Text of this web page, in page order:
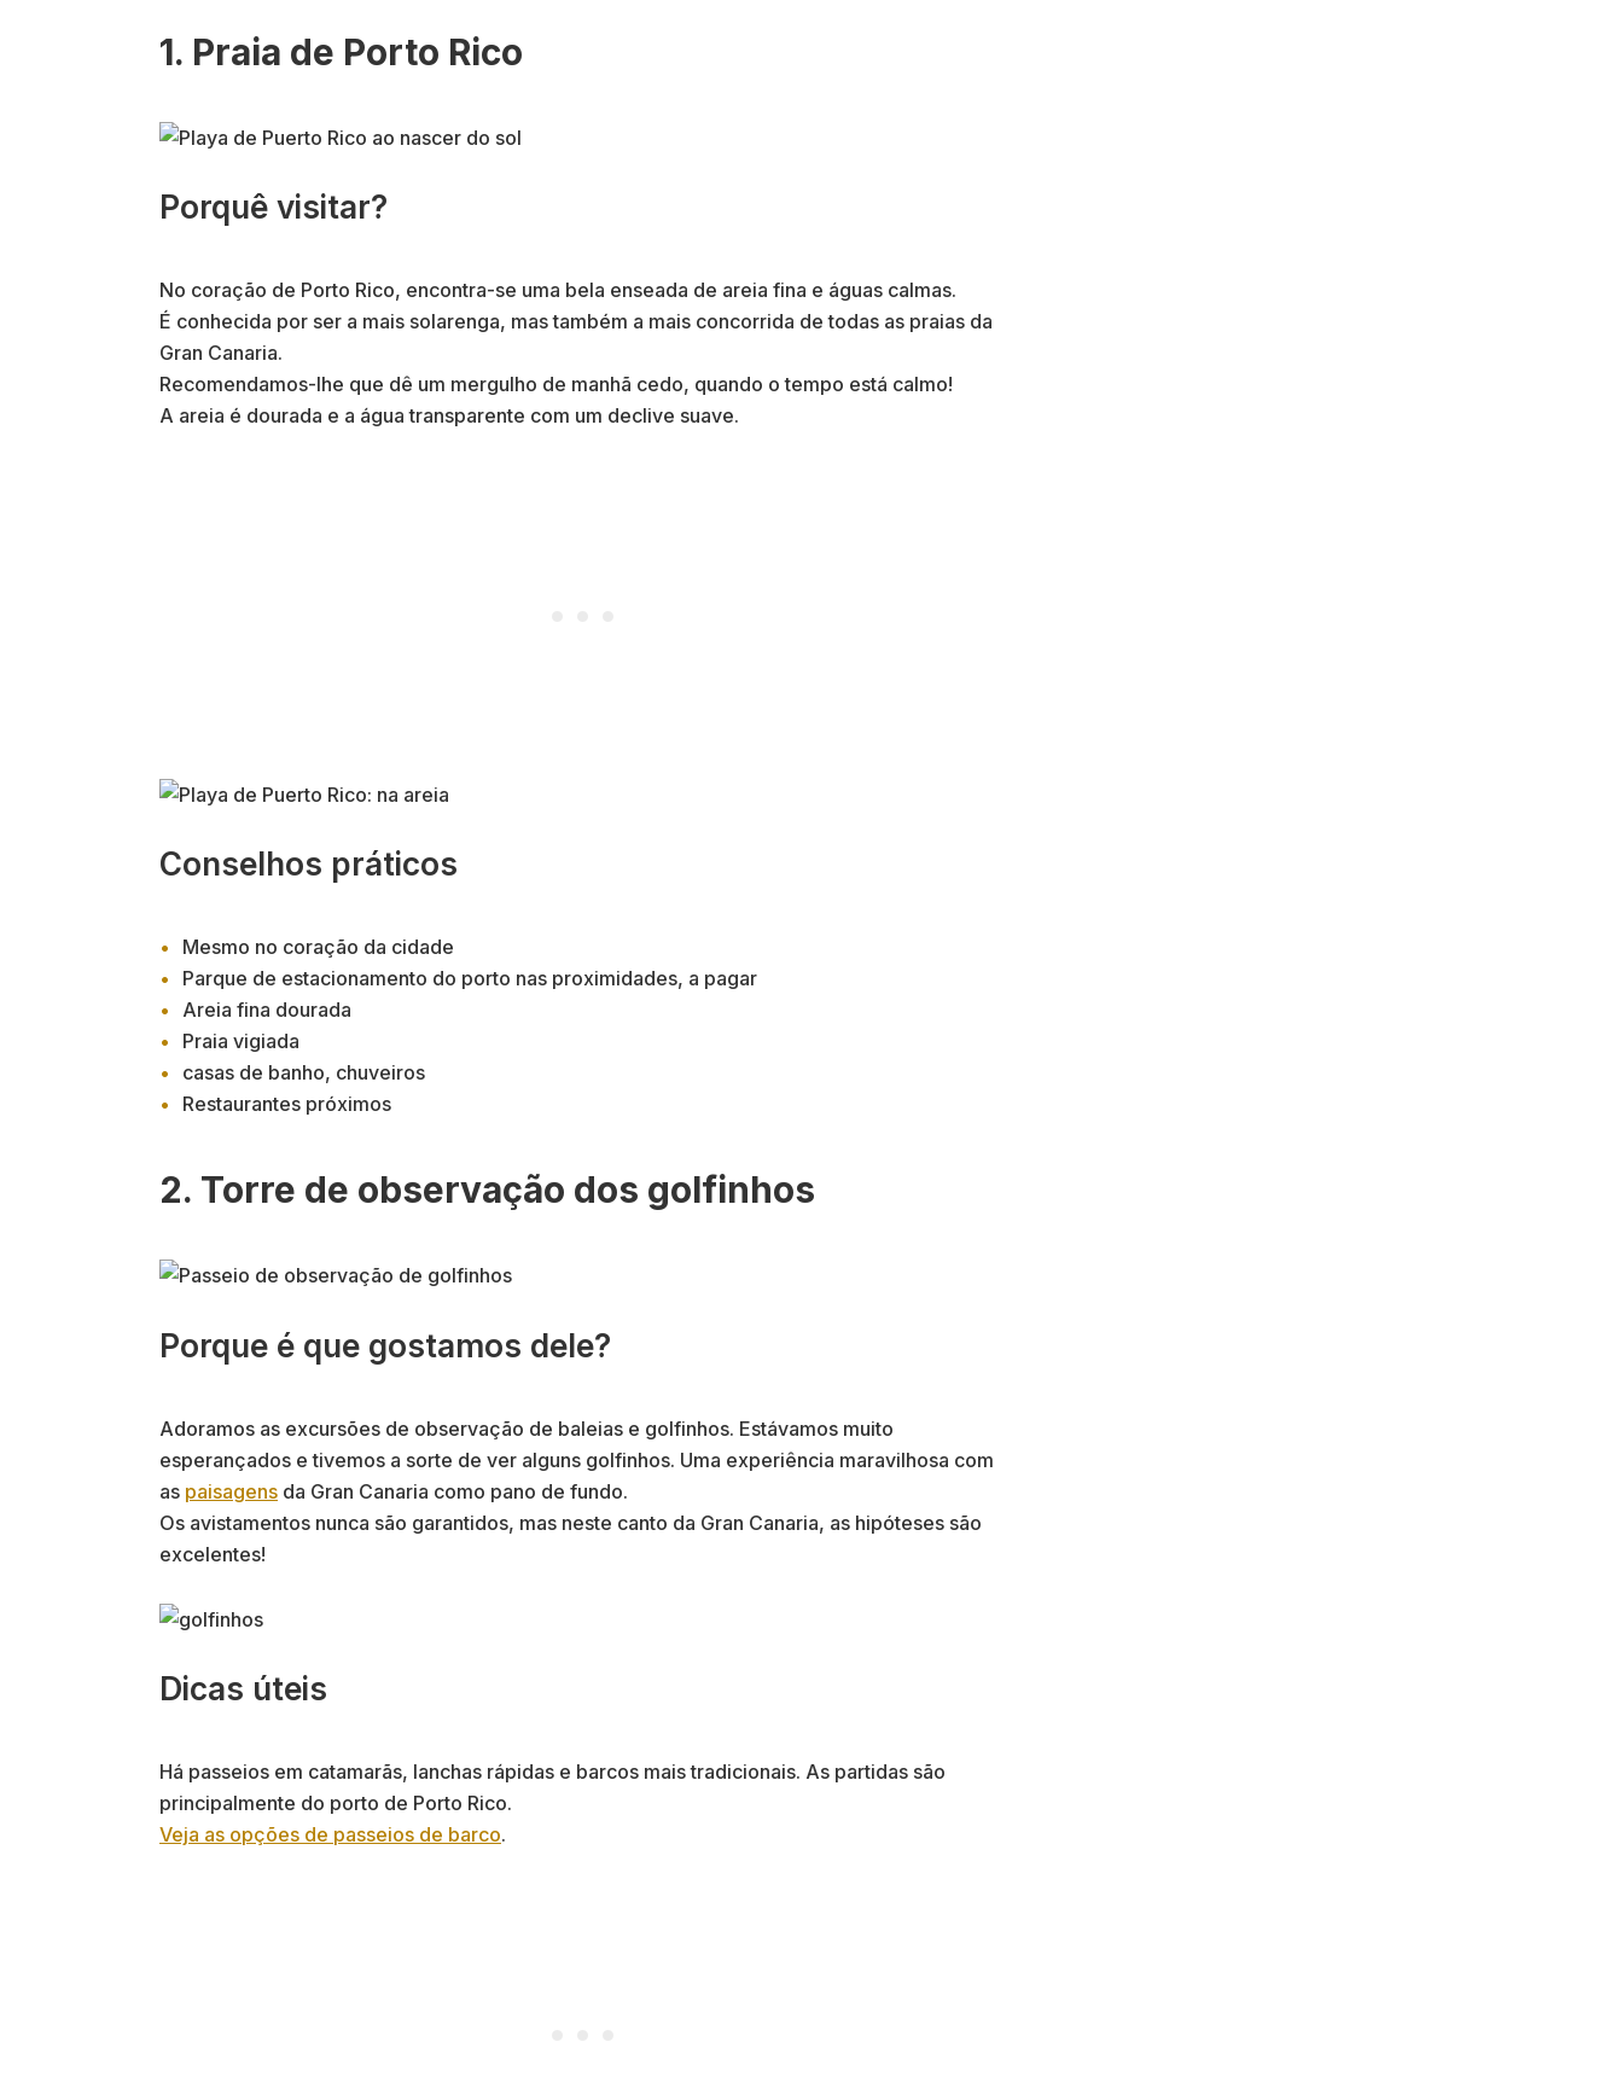
1. Praia de Porto Rico
Porquê visitar?
No coração de Porto Rico, encontra-se uma bela enseada de areia fina e águas calmas.
É conhecida por ser a mais solarenga, mas também a mais concorrida de todas as praias da
Gran Canaria.
Recomendamos-lhe que dê um mergulho de manhã cedo, quando o tempo está calmo!
A areia é dourada e a água transparente com um declive suave.
Conselhos práticos
Mesmo no coração da cidade
Parque de estacionamento do porto nas proximidades, a pagar
Areia fina dourada
Praia vigiada
casas de banho, chuveiros
Restaurantes próximos
2. Torre de observação dos golfinhos
Porque é que gostamos dele?
Adoramos as excursões de observação de baleias e golfinhos. Estávamos muito
esperançados e tivemos a sorte de ver alguns golfinhos. Uma experiência maravilhosa com
as paisagens da Gran Canaria como pano de fundo.
Os avistamentos nunca são garantidos, mas neste canto da Gran Canaria, as hipóteses são
excelentes!
Dicas úteis
Há passeios em catamarãs, lanchas rápidas e barcos mais tradicionais. As partidas são
principalmente do porto de Porto Rico.
Veja as opções de passeios de barco.